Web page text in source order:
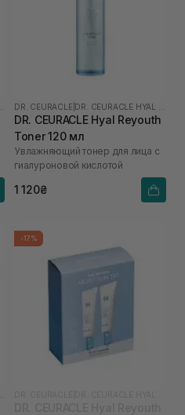
DR. CEURACLE
DR. CEURACLE Hyal Reyouth
Toner 120 мл
Увлажняющий тонер для лица с
гиалуроновой кислотой
1 120₴
-17%